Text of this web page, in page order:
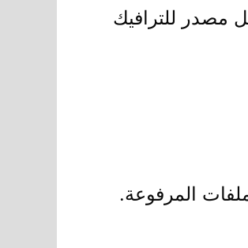
مصدر للترافيك
المرفوعة.